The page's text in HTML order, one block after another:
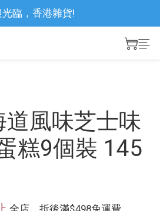
臨，香港雜貨!
道風味芝士味
糕9個裝 145
全店，折後滿$498免運費